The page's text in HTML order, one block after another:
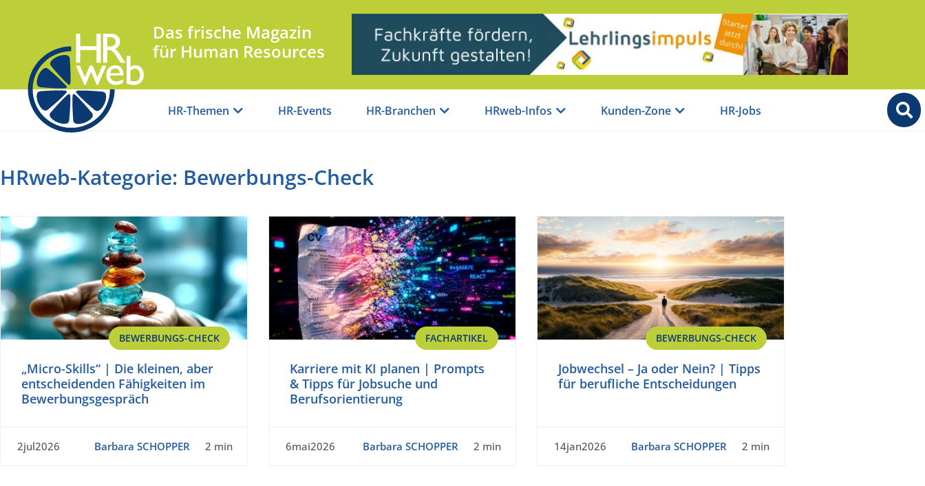
Das frische Magazin
für Human Resources
HR-Themen HR-Events HR-Branchen HRweb-Infos Kunden-Zone HR-Jobs
HRweb-Kategorie: Bewerbungs-Check
BEWERBUNGS-CHECK
„Micro-Skills“ | Die kleinen, aber
entscheidenden Fähigkeiten im
Bewerbungsgespräch
2jul2026 Barbara SCHOPPER 2 min
FACHARTIKEL
Karriere mit KI planen | Prompts
& Tipps für Jobsuche und
Berufsorientierung
6mai2026 Barbara SCHOPPER 2 min
BEWERBUNGS-CHECK
Jobwechsel – Ja oder Nein? | Tipps
für berufliche Entscheidungen
14jan2026 Barbara SCHOPPER 2 min